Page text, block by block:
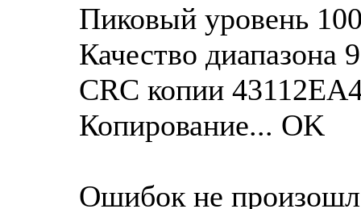
Пиковый уровень
Качество диапазона
CRC копии
Копирование... OK
Ошибок не